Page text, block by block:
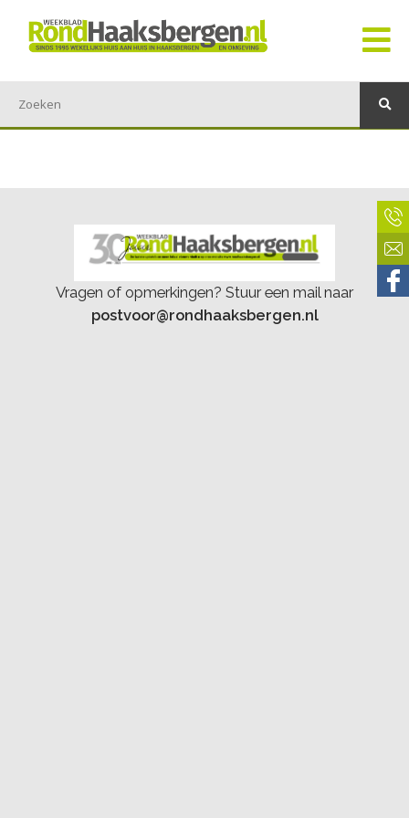
Vragen of opmerkingen? Stuur een mail naar
postvoor@rondhaaksbergen.nl